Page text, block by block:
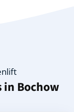
in Bochow